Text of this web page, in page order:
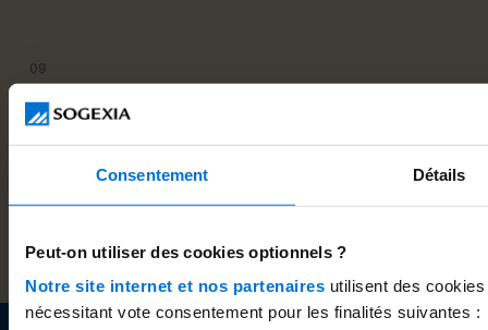
Consentement Détails
Peut-on utiliser des cookies optionnels ?
Notre site internet et nos partenaires utilisent des
nécessitant vote consentement pour les finalités suivantes :
09
.
05
.
2025
Comment changer de banque de façon simple et